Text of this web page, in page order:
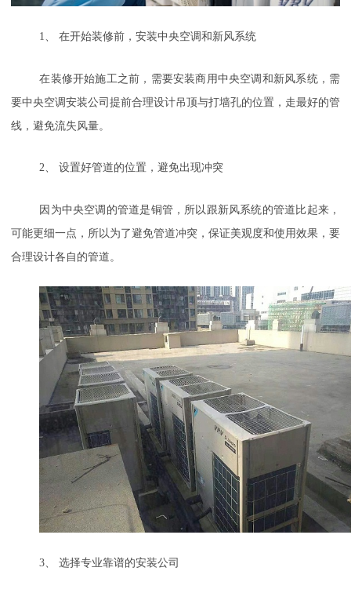
1、 在开始装修前，安装中央空调和新风系统
在装修开始施工之前，需要安装商用中央空调和新风系统，需
要中央空调安装公司提前合理设计吊顶与打墙孔的位置，走最好的管
线，避免流失风量。
2、 设置好管道的位置，避免出现冲突
因为中央空调的管道是铜管，所以跟新风系统的管道比起来，
可能更细一点，所以为了避免管道冲突，保证美观度和使用效果，要
合理设计各自的管道。
3、 选择专业靠谱的安装公司